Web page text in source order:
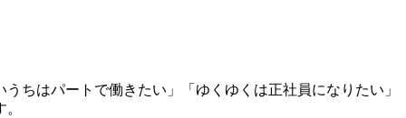
うちはパートで働きたい」「ゆくゆくは正社員になりたい」